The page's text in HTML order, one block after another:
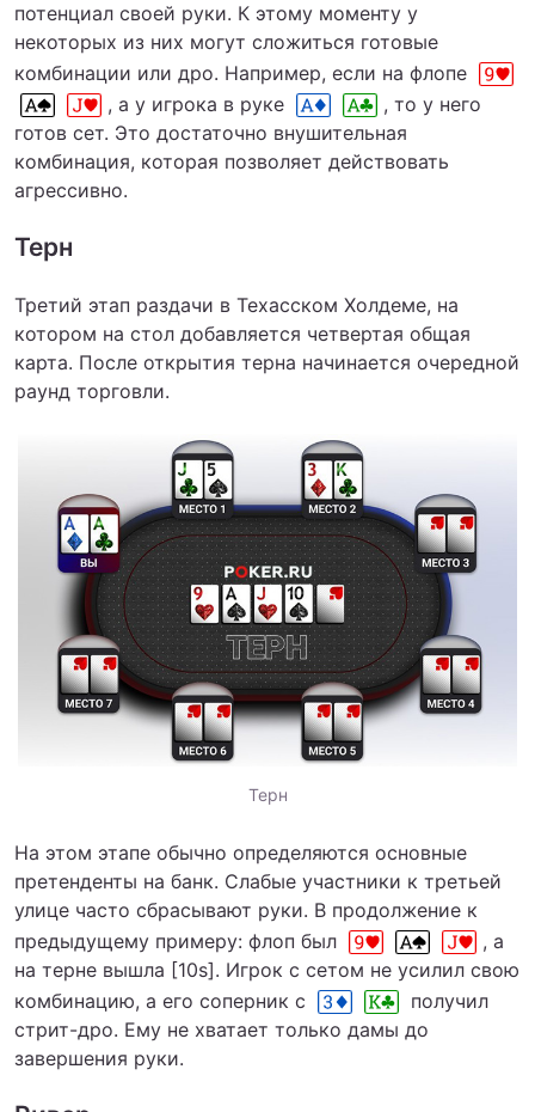
потенциал своей руки. К этому моменту у
некоторых из них могут сложиться готовые
комбинации или дро. Например, если на флопе
, а у игрока в руке
, то у него
готов сет. Это достаточно внушительная
комбинация, которая позволяет действовать
агрессивно.
Терн
Третий этап раздачи в Техасском Холдеме, на
котором на стол добавляется четвертая общая
карта. После открытия терна начинается очередной
раунд торговли.
Терн
На этом этапе обычно определяются основные
претенденты на банк. Слабые участники к третьей
улице часто сбрасывают руки. В продолжение к
предыдущему примеру: флоп был
, а
на терне вышла [10s]. Игрок с сетом не усилил свою
комбинацию, а его соперник с
получил
стрит-дро. Ему не хватает только дамы до
завершения руки.